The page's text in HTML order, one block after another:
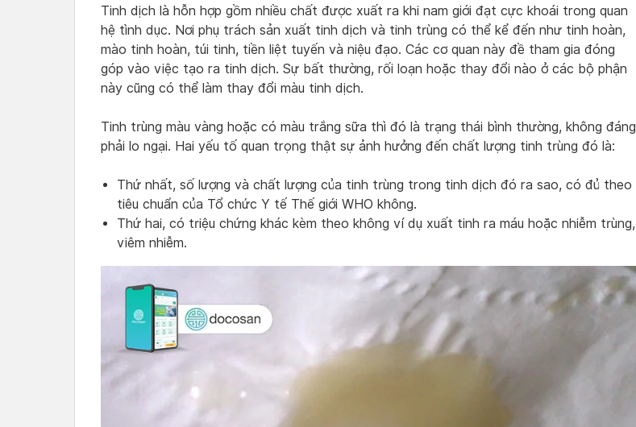
Tinh dịch là hỗn hợp gồm nhiều chất được xuất ra khi nam giới đạt cực khoái trong quan
hệ tình dục. Nơi phụ trách sản xuất tinh dịch và tinh trùng có thể kể đến như tinh hoàn,
mào tinh hoàn, túi tinh, tiền liệt tuyến và niệu đạo. Các cơ quan này đề tham gia đóng
góp vào việc tạo ra tinh dịch. Sự bất thường, rối loạn hoặc thay đổi nào ở các bộ phận
này cũng có thể làm thay đổi màu tinh dịch.
Tinh trùng màu vàng hoặc có màu trắng sữa thì đó là trạng thái bình thường, không đáng
phải lo ngại. Hai yếu tố quan trọng thật sự ảnh hưởng đến chất lượng tinh trùng đó là:
Thứ nhất, số lượng và chất lượng của tinh trùng trong tinh dịch đó ra sao, có đủ theo
tiêu chuẩn của Tổ chức Y tế Thế giới WHO không.
Thứ hai, có triệu chứng khác kèm theo không ví dụ xuất tinh ra máu hoặc nhiễm trùng,
viêm nhiễm.